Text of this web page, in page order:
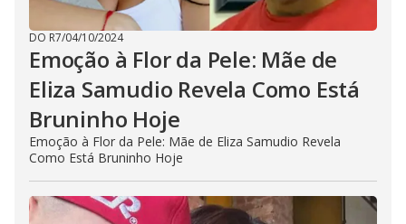
DO R7/04/10/2024
Emoção à Flor da Pele: Mãe de
Eliza Samudio Revela Como Está
Bruninho Hoje
Emoção à Flor da Pele: Mãe de Eliza Samudio Revela
Como Está Bruninho Hoje